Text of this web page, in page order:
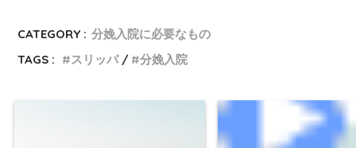
CATEGORY : 分娩入院に必要なもの
TAGS :
スリッパ 分娩入院